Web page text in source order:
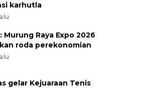
karhutla
Murung Raya Expo 2026
roda perekonomian
gelar Kejuaraan Tenis